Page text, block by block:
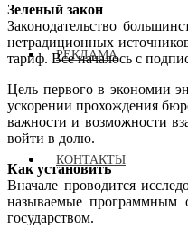
РЕКЛАМА
КОНТАКТЫ
Зеленый закон
Законодательство
нетрадиционных
тариф. Все началось с
Цель первого в экономии
ускорении прохождения
важности и возможности
войти в долю.
Как установить
Вначале проводится
называемые программным
государством.